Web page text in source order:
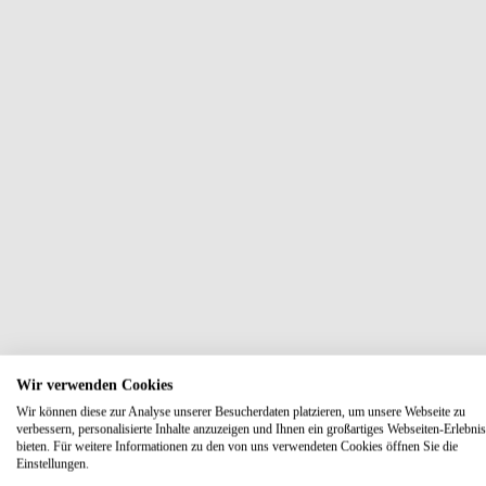
Wir verwenden Cookies
Wir können diese zur Analyse unserer Besucherdaten platzieren, um unsere Webseite zu
verbessern, personalisierte Inhalte anzuzeigen und Ihnen ein großartiges Webseiten-
bieten. Für weitere Informationen zu den von uns verwendeten Cookies öffnen Sie die
Einstellungen.